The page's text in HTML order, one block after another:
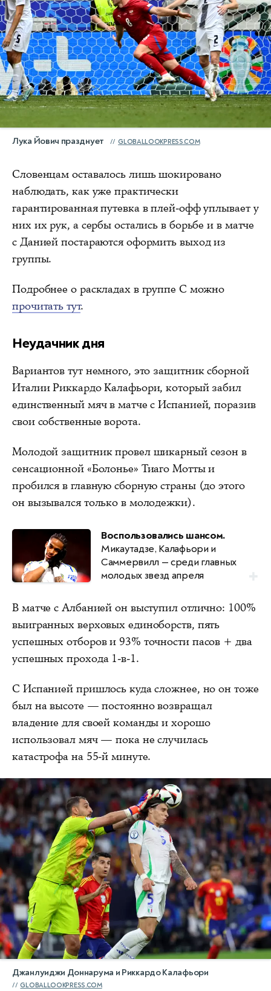
Лука Йович празднует GLOBALLOOKPRESS.COM
Словенцам оставалось лишь шокировано
наблюдать, как уже практически
гарантированная путевка в плей-офф уплывает у
них их рук, а сербы остались в борьбе и в матче
с Данией постараются оформить выход из
группы.
Подробнее о раскладах в группе С можно
прочитать тут.
Неудачник дня
Вариантов тут немного, это защитник сборной
Италии Риккардо Калафьори, который забил
единственный мяч в матче с Испанией, поразив
свои собственные ворота.
Молодой защитник провел шикарный сезон в
сенсационной «Болонье» Тиаго Мотты и
пробился в главную сборную страны (до этого
он вызывался только в молодежки).
Воспользовались шансом.
Микаутадзе, Калафьори и
Саммервилл — среди главных
молодых звезд апреля
В матче с Албанией он выступил отлично: 100%
выигранных верховых единоборств, пять
успешных отборов и 93% точности пасов + два
успешных прохода 1-в-1.
С Испанией пришлось куда сложнее, но он тоже
был на высоте — постоянно возвращал
владение для своей команды и хорошо
использовал мяч — пока не случилась
катастрофа на 55-й минуте.
Джанлуиджи Доннарума и Риккардо Калафьори
GLOBALLOOKPRESS.COM